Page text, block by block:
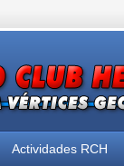
Actividades RCH